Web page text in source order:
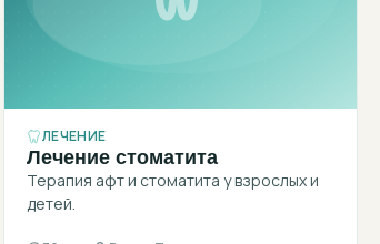
ЛЕЧЕНИЕ
Лечение стоматита
Терапия афт и стоматита у взрослых и
детей.